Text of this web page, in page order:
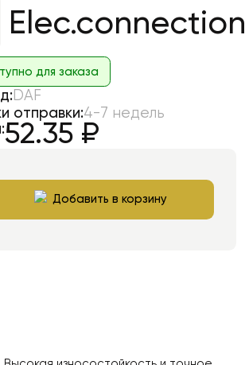
Elec.connection
для заказа
DAF
отправки:4-7 недель
52.35 ₽
Добавить в корзину